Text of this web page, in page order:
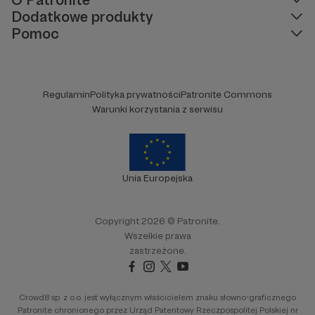
Dodatkowe produkty
Pomoc
RegulaminPolityka prywatnościPatronite Commons
Warunki korzystania z serwisu
Unia Europejska
Copyright 2026 © Patronite.
Wszelkie prawa
zastrzeżone.
Crowd8 sp. z o.o. jest wyłącznym właścicielem znaku słowno-graficznego
Patronite chronionego przez Urząd Patentowy Rzeczpospolitej Polskiej nr